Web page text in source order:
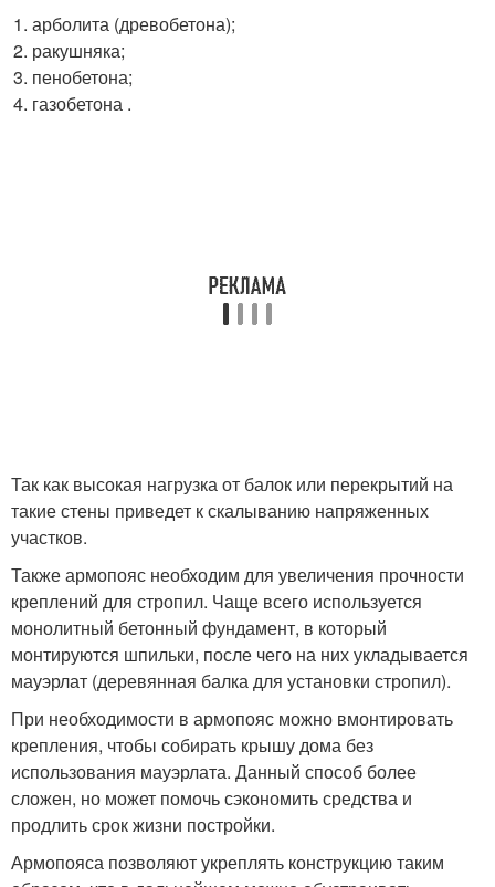
арболита (древобетона);
ракушняка;
пенобетона;
газобетона .
Так как высокая нагрузка от балок или перекрытий на
такие стены приведет к скалыванию напряженных
участков.
Также армопояс необходим для увеличения прочности
креплений для стропил. Чаще всего используется
монолитный бетонный фундамент, в который
монтируются шпильки, после чего на них укладывается
мауэрлат (деревянная балка для установки стропил).
При необходимости в армопояс можно вмонтировать
крепления, чтобы собирать крышу дома без
использования мауэрлата. Данный способ более
сложен, но может помочь сэкономить средства и
продлить срок жизни постройки.
Армопояса позволяют укреплять конструкцию таким